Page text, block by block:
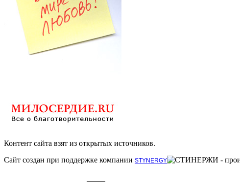
Контент сайта взят из открытых источников.
Сайт создан при поддержке компании STYNERGY -